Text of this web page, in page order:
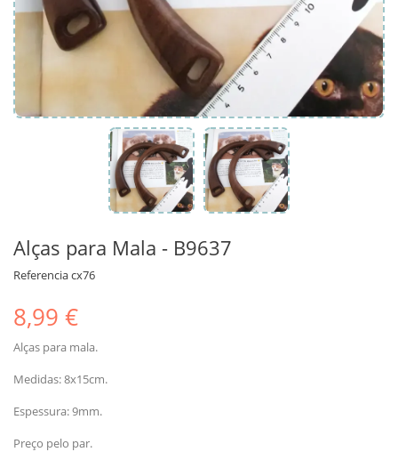
Alças para Mala - B9637
Referenciacx76
8,99 €
Alças para mala.
Medidas: 8x15cm.
Espessura: 9mm.
Preço pelo par.